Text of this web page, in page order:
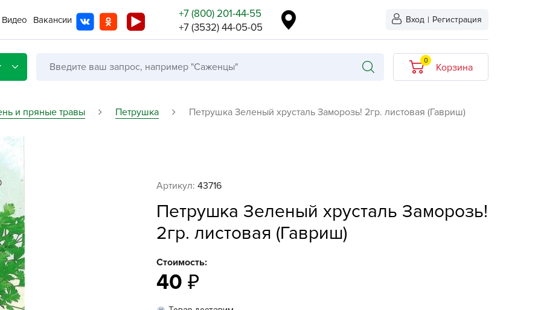
Видео Вакансии
+7 (800) 201-44-55
+7 (3532) 44-05-05
Вход | Регистрация
Бренды
ALT
Aquapulse
0
Корзина
товаров
и пряные травы Петрушка Петрушка Зеленый хрусталь Заморозь! 2гр. листовая (Гавриш)
Артикул: 43716
Петрушка Зеленый хрусталь Заморозь!
2гр. листовая (Гавриш)
Стоимость:
40